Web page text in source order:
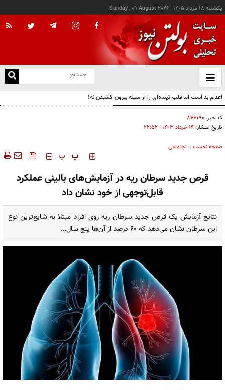
يکشنبه ۱۸ مرداد ۱۴۰۵ |
Sunday , 09 August 2026
باز
و
اعدام بد است اما قلب تپنده‌ای را از سینه بیرون کشیدن نه!
کد خبر: ۸۴۷۰۹۰
تاریخ انتشار: ۱۴ خرداد ۱۴۰۳ - ۲۲:۵۲
صفحه نخست » اجتماعی
‍‍‍ پ پ
قرص جدید سرطان ریه در آزمایش‌های بالینی عملکرد
قابل‌توجهی از خود نشان داد
نتایج آزمایش یک قرص جدید سرطان ریه روی افراد مبتلا به شایع‌ترین نوع
این سرطان نشان می‌دهد که ۶۰ درصد از آن‌ها پنج سال...